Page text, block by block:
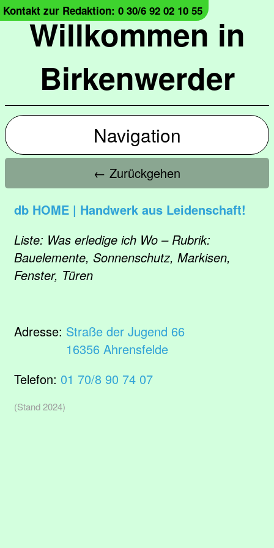
Willkommen in
Birkenwerder
Kontakt zur Redaktion: 0 30/6 92 02 10 55
Navigation
← Zurückgehen
db HOME | Handwerk aus Leidenschaft!
Liste: Was erledige ich Wo – Rubrik:
Bauelemente, Sonnenschutz, Markisen,
Fenster, Türen
Adresse: Straße der Jugend 66
16356 Ahrensfelde
Telefon: 01 70/8 90 74 07
(Stand 2024)